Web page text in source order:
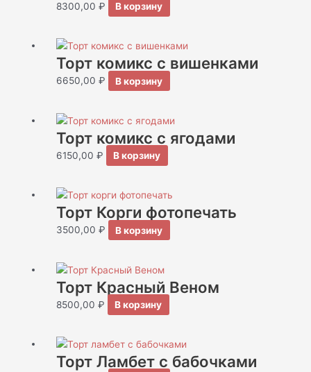
8300,00₽ В корзину
Торт комикс с вишенками
6650,00₽ В корзину
Торт комикс с ягодами
6150,00₽ В корзину
Торт Корги фотопечать
3500,00₽ В корзину
Торт Красный Веном
8500,00₽ В корзину
Торт Ламбет с бабочками